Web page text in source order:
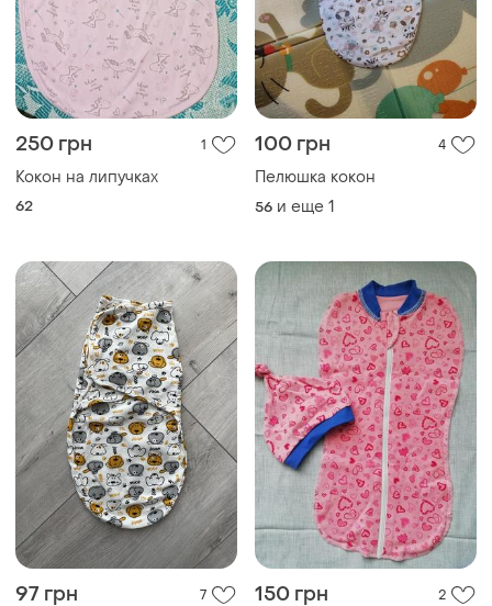
250 грн 1
Кокон на липучках
62
100 грн 4
Пелюшка кокон
56 и еще 1
97 грн 7 150 грн 2